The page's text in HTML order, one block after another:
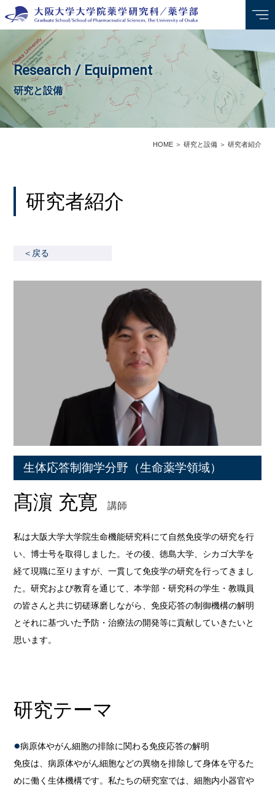
Research / Equipment
研究と設備
HOME＞ 研究と設備＞ 研究者紹介
研究者紹介
＜戻る
生体応答制御学分野（生命薬学領域）
髙濵 充寛 講師
私は大阪大学大学院生命機能研究科にて自然免疫学の研究を行
い、博士号を取得しました。その後、徳島大学、シカゴ大学を
経て現職に至りますが、一貫して免疫学の研究を行ってきまし
た。研究および教育を通じて、本学部・研究科の学生・教職員
の皆さんと共に切磋琢磨しながら、免疫応答の制御機構の解明
とそれに基づいた予防・治療法の開発等に貢献していきたいと
思います。
研究テーマ
病原体やがん細胞の排除に関わる免疫応答の解明
免疫は、病原体やがん細胞などの異物を排除して身体を守るた
めに働く生体機構です。私たちの研究室では、細胞内小器官や